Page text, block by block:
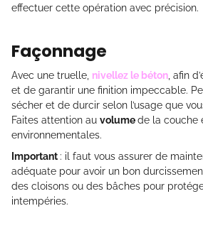
effectuer cette opération avec précision.
Façonnage
Avec une truelle, nivellez le béton, afin
et de garantir une finition impeccable.
sécher et de durcir selon l’usage que
Faites attention au volumede la couche
environnementales.
Important: il faut vous assurer de
adéquate pour avoir un bon
des cloisons ou des bâches pour
intempéries.